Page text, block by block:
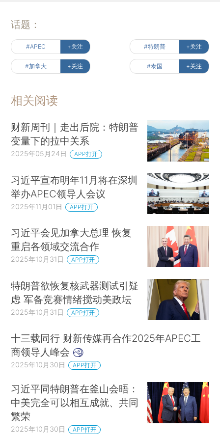
话题：
#APEC +关注 #特朗普 +关注
#加拿大 +关注 #泰国 +关注
相关阅读
财新周刊｜走出后院：特朗普
变量下的拉中关系
2025年05月24日 APP打开
习近平宣布明年11月将在深圳
举办APEC领导人会议
2025年11月01日 APP打开
习近平会见加拿大总理 恢复
重启各领域交流合作
2025年10月31日 APP打开
特朗普欲恢复核武器测试引疑
虑 军备竞赛情绪搅动美政坛
2025年10月31日 APP打开
十三载同行 财新传媒再合作2025年APEC工
商领导人峰会
2025年10月30日 APP打开
习近平同特朗普在釜山会晤：
中美完全可以相互成就、共同
繁荣
2025年10月30日 APP打开